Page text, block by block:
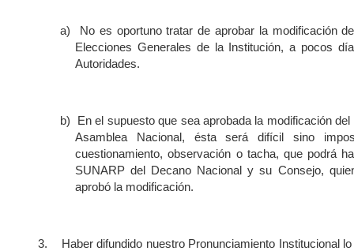
a)
No es oportuno tratar de aprobar la modificación
Elecciones Generales de la Institución, a pocos
Autoridades.
b)
En el supuesto que sea aprobada la modificación
Asamblea Nacional, ésta será difícil sino
cuestionamiento, observación o tacha, que podrá
SUNARP del Decano Nacional y su Consejo,
aprobó la modificación.
3.
Haber difundido nuestro Pronunciamiento Institucional